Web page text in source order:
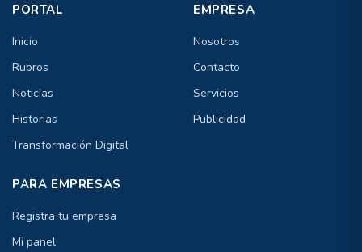
PORTAL
Inicio
Rubros
Noticias
Historias
Transformación Digital
EMPRESA
Nosotros
Contacto
Servicios
Publicidad
PARA EMPRESAS
Registra tu empresa
Mi panel